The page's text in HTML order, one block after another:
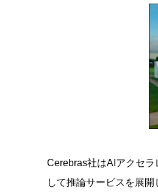
Cerebras社はAIアクセ
して推論サービスを展